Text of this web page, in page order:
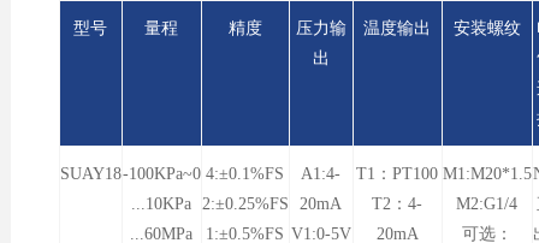
型号 量程 精度
压力输
出
温度输出 安装螺纹
SUAY18-100KPa~0
...10KPa
...60MPa
4:±0.1%FS
2:±0.25%FS
1:±0.5%FS
A1:4-
20mA
V1:0-5V
T1：PT100
T2：4-
20mA
M1:M20*1.5
M2:G1/4
可选：